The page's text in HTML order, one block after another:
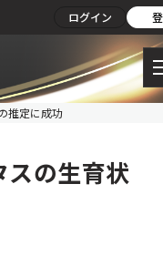
ログイン
推定に成功
スの生育状